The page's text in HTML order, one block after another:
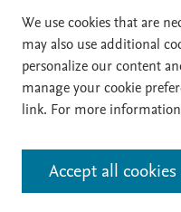
Política de privacidad
Copyright ©
Elsevier
colaboradores. Se reservan
de texto y datos,
actualizada en: .
Solicite
We use cookies that are
may also use additional
personalize our content
manage your cookie
link. For more
Accept all cookies